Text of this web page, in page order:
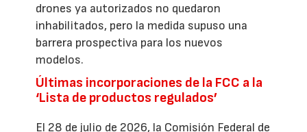
drones ya autorizados no quedaron
inhabilitados, pero la medida supuso una
barrera prospectiva para los nuevos
modelos.
Últimas incorporaciones de la FCC a la
‘Lista de productos regulados’
El 28 de julio de 2026, la Comisión Federal de